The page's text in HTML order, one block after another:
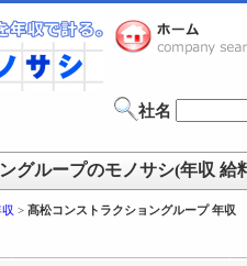
社名
グループのモノサシ(年収 給
> 髙松コンストラクショングループ 年収